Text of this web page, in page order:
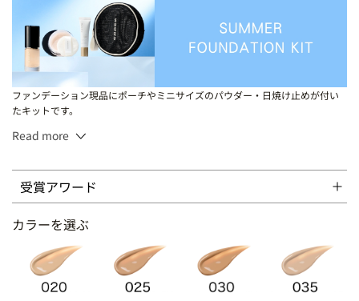
ファンデーション現品にポーチやミニサイズのパウダー・日焼け止めが付い
たキットです。
30mL
【SPF20・PA+++】 020、105、110、115、125、205、210、220
【SPF25・PA+++】 025、030、035
Read more
受賞アワード
カラーを選ぶ